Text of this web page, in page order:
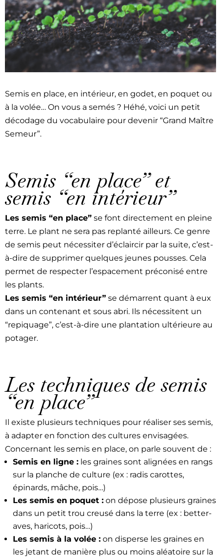
Semis en place, en intérieur, en godet, en poquet ou
à la volée… On vous a semés ? Héhé, voici un petit
décodage du vocab­u­laire pour devenir “Grand Maître
Semeur”.
Semis “en place” et
semis “en intérieur”
Les semis “en place” se font directe­ment en pleine
terre. Le plant ne sera pas replan­té ailleurs. Ce genre
de semis peut néces­siter d’éclaircir par la suite, c’est-
à-dire de sup­primer quelques jeunes pouss­es. Cela
per­met de respecter l’espacement pré­con­isé entre
les plants.
Les semis “en intérieur” se démar­rent quant à eux
dans un con­tenant et sous abri. Ils néces­si­tent un
“repi­quage”, c’est-à-dire une plan­ta­tion ultérieure au
potager.
Les techniques de semis
“en place”
Il existe plusieurs tech­niques pour réalis­er ses semis,
à adapter en fonc­tion des cul­tures envis­agées.
Con­cer­nant les semis en place, on par­le sou­vent de :
Semis en ligne : les graines sont alignées en rangs
sur la planche de cul­ture (ex : radis carottes,
épinards, mâche, pois…)
Les semis en poquet : on dépose plusieurs graines
dans un petit trou creusé dans la terre (ex : bet­ter­
aves, hari­cots, pois…)
Les semis à la volée : on dis­perse les graines en
les jetant de manière plus ou moins aléa­toire sur la